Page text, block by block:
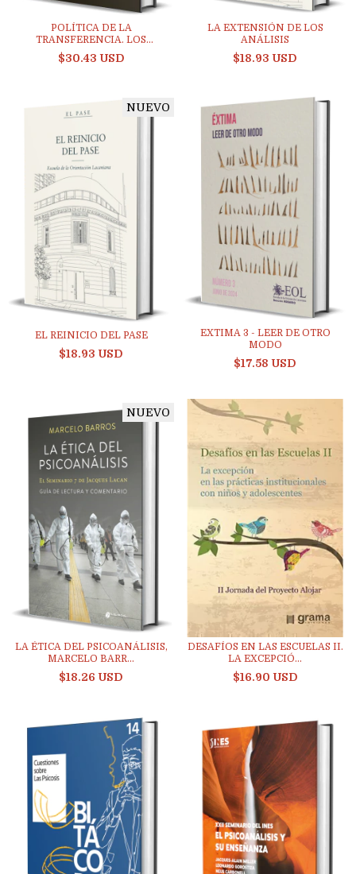
POLÍTICA DE LA
TRANSFERENCIA. LOS
$30.43 USD
LA EXTENSIÓN DE LOS
ANÁLISIS
$18.93 USD
NUEVO
EL REINICIO DEL PASE
$18.93 USD
EXTIMA 3 - LEER DE OTRO
MODO
$17.58 USD
NUEVO
LA ÉTICA DEL PSICOANÁLISIS,
MARCELO BARR...
$18.26 USD
DESAFÍOS EN LAS ESCUELAS II.
LA EXCEPCIÓ...
$16.90 USD